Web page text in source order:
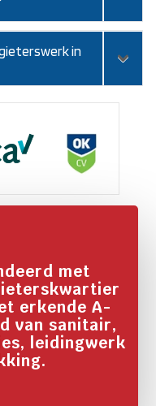
in
met
erkende A-
van sanitair,
leidingwerk